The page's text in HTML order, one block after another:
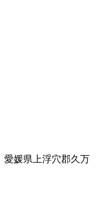
愛媛県上浮穴郡久万